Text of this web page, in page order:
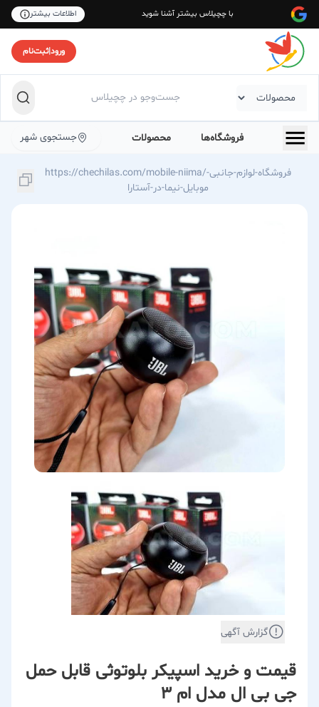
با چچیلاس بیشتر آشنا شوید اطلاعات بیشتر
ورود|ثبت‌نام
فروشگاه‌ها محصولات جستجوی شهر
https://chechilas.com/mobile-niima/فروشگاه-لوازم-جانبی-
موبایل-نیما-در-آستارا
گزارش آگهی
قیمت و خرید اسپیکر بلوتوثی قابل حمل
جی بی ال مدل ام 3